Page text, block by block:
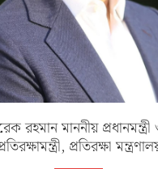
রহমান মাননীয়
প্রতিরক্ষা